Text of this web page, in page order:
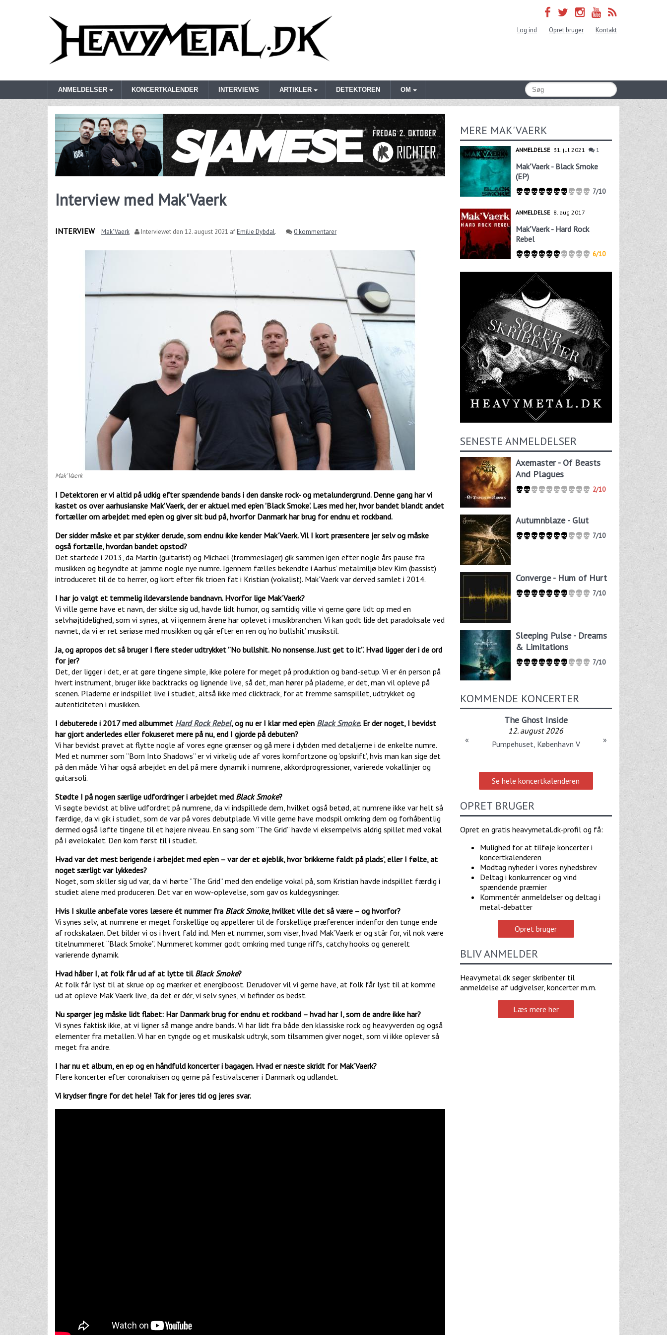
Log ind Opret bruger Kontakt
ANMELDELSER KONCERTKALENDER INTERVIEWS ARTIKLER DETEKTOREN OM
Interview med Mak'Vaerk
INTERVIEW Mak'Vaerk Interviewet den 12. august 2021 afEmilie Dybdal. 0 kommentarer
Mak'Vaerk
I Detektoren er vi altid på udkig efter spændende bands i den danske rock- og metalundergrund. Denne gang har vi
kastet os over aarhusianske Mak’Vaerk, der er aktuel med ep’en 'Black Smoke'. Læs med her, hvor bandet blandt andet
fortæller om arbejdet med ep’en og giver sit bud på, hvorfor Danmark har brug for endnu et rockband.
Der sidder måske et par stykker derude, som endnu ikke kender Mak’Vaerk. Vil I kort præsentere jer selv og måske
også fortælle, hvordan bandet opstod?
Det startede i 2013, da Martin (guitarist) og Michael (trommeslager) gik sammen igen efter nogle års pause fra
musikken og begyndte at jamme nogle nye numre. Igennem fælles bekendte i Aarhus’ metalmiljø blev Kim (bassist)
introduceret til de to herrer, og kort efter fik trioen fat i Kristian (vokalist). Mak’Vaerk var derved samlet i 2014.
I har jo valgt et temmelig ildevarslende bandnavn. Hvorfor lige Mak’Vaerk?
Vi ville gerne have et navn, der skilte sig ud, havde lidt humor, og samtidig ville vi gerne gøre lidt op med en
selvhøjtidelighed, som vi synes, at vi igennem årene har oplevet i musikbranchen. Vi kan godt lide det paradoksale ved
navnet, da vi er ret seriøse med musikken og går efter en ren og ’no bullshit’ musikstil.
Ja, og apropos det så bruger I flere steder udtrykket ”No bullshit. No nonsense. Just get to it”. Hvad ligger der i de ord
for jer?
Det, der ligger i det, er at gøre tingene simple, ikke polere for meget på produktion og band-setup. Vi er én person på
hvert instrument, bruger ikke backtracks og lignende live, så det, man hører på pladerne, er det, man vil opleve på
scenen. Pladerne er indspillet live i studiet, altså ikke med clicktrack, for at fremme samspillet, udtrykket og
autenticiteten i musikken.
I debuterede i 2017 med albummet Hard Rock Rebel, og nu er I klar med ep’en Black Smoke. Er der noget, I bevidst
har gjort anderledes eller fokuseret mere på nu, end I gjorde på debuten?
Vi har bevidst prøvet at flytte nogle af vores egne grænser og gå mere i dybden med detaljerne i de enkelte numre.
Med et nummer som ”Born Into Shadows” er vi virkelig ude af vores komfortzone og ’opskrift’, hvis man kan sige det
på den måde. Vi har også arbejdet en del på mere dynamik i numrene, akkordprogressioner, varierede vokallinjer og
guitarsoli.
Stødte I på nogen særlige udfordringer i arbejdet med Black Smoke?
Vi søgte bevidst at blive udfordret på numrene, da vi indspillede dem, hvilket også betød, at numrene ikke var helt så
færdige, da vi gik i studiet, som de var på vores debutplade. Vi ville gerne have modspil omkring dem og forhåbentlig
dermed også løfte tingene til et højere niveau. En sang som ”The Grid” havde vi eksempelvis aldrig spillet med vokal
på i øvelokalet. Den kom først til i studiet.
Hvad var det mest berigende i arbejdet med ep’en – var der et øjeblik, hvor ’brikkerne faldt på plads’, eller I følte, at
noget særligt var lykkedes?
Noget, som skiller sig ud var, da vi hørte ”The Grid” med den endelige vokal på, som Kristian havde indspillet færdig i
studiet alene med produceren. Det var en wow-oplevelse, som gav os kuldegysninger.
Hvis I skulle anbefale vores læsere ét nummer fra Black Smoke, hvilket ville det så være – og hvorfor?
Vi synes selv, at numrene er meget forskellige og appellerer til de forskellige præferencer indenfor den tunge ende
af rockskalaen. Det bilder vi os i hvert fald ind. Men et nummer, som viser, hvad Mak’Vaerk er og står for, vil nok være
titelnummeret “Black Smoke”. Nummeret kommer godt omkring med tunge riffs, catchy hooks og generelt
varierende dynamik.
Hvad håber I, at folk får ud af at lytte til Black Smoke?
At folk får lyst til at skrue op og mærker et energiboost. Derudover vil vi gerne have, at folk får lyst til at komme
ud at opleve Mak’Vaerk live, da det er dér, vi selv synes, vi befinder os bedst.
Nu spørger jeg måske lidt flabet: Har Danmark brug for endnu et rockband – hvad har I, som de andre ikke har?
Vi synes faktisk ikke, at vi ligner så mange andre bands. Vi har lidt fra både den klassiske rock og heavyverden og også
elementer fra metallen. Vi har en tyngde og et musikalsk udtryk, som tilsammen giver noget, som vi ikke oplever så
meget fra andre.
I har nu et album, en ep og en håndfuld koncerter i bagagen. Hvad er næste skridt for Mak’Vaerk?
Flere koncerter efter coronakrisen og gerne på festivalscener i Danmark og udlandet.
Vi krydser fingre for det hele! Tak for jeres tid og jeres svar.
MERE MAK'VAERK
ANMELDELSE 31. jul 2021 1
Mak'Vaerk - Black Smoke
(EP)
7/10
ANMELDELSE 8. aug 2017
Mak'Vaerk - Hard Rock
Rebel
6/10
SENESTE ANMELDELSER
Axemaster - Of Beasts
And Plagues
2/10
Autumnblaze - Glut
7/10
Converge - Hum of Hurt
7/10
Sleeping Pulse - Dreams
& Limitations
7/10
KOMMENDE KONCERTER
The Ghost Inside
12. august 2026
Pumpehuset, København V
« »
Se hele koncertkalenderen
OPRET BRUGER
Opret en gratis heavymetal.dk-profil og få:
Mulighed for at tilføje koncerter i
koncertkalenderen
Modtag nyheder i vores nyhedsbrev
Deltag i konkurrencer og vind
spændende præmier
Kommentér anmeldelser og deltag i
metal-debatter
Opret bruger
BLIV ANMELDER
Heavymetal.dk søger skribenter til
anmeldelse af udgivelser, koncerter m.m.
Læs mere her